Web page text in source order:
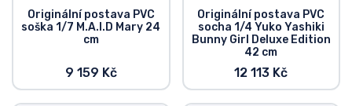
Originální postava PVC
soška 1/7 M.A.I.D Mary 24
cm
9 159 Kč
Originální postava PVC
socha 1/4 Yuko Yashiki
Bunny Girl Deluxe Edition
42 cm
12 113 Kč